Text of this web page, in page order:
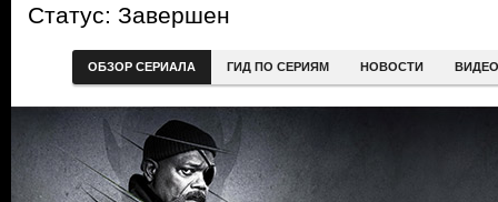
Статус: Завершен
ОБЗОР СЕРИАЛА ГИД ПО СЕРИЯМ НОВОСТИ ВИДЕО